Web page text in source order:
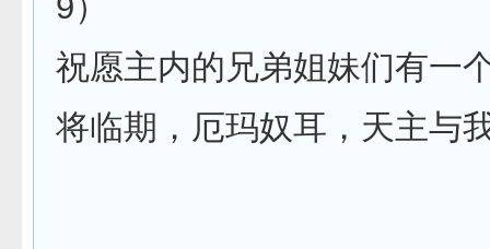
祝愿主内的兄弟姐妹们有一
将临期，厄玛奴耳，天主与